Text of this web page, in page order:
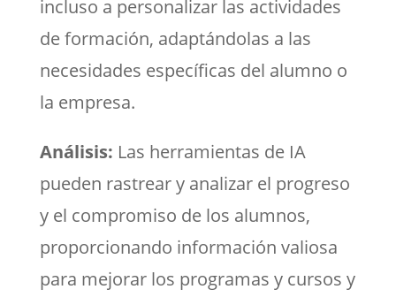
incluso a personalizar las actividades
de formación, adaptándolas a las
necesidades específicas del alumno o
la empresa.
Análisis: Las herramientas de IA
pueden rastrear y analizar el progreso
y el compromiso de los alumnos,
proporcionando información valiosa
para mejorar los programas y cursos y